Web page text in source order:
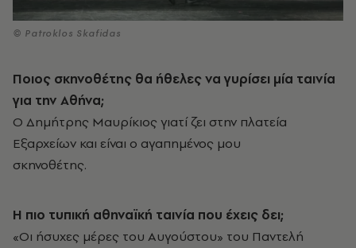
© Patroklos Skafidas
Ποιος σκηνοθέτης θα ήθελες να γυρίσει μία ταινία
για την Αθήνα;
Ο Δημήτρης Μαυρίκιος γιατί ζει στην πλατεία
Εξαρχείων και είναι ο αγαπημένος μου
σκηνοθέτης.
Η πιο τυπική αθηναϊκή ταινία που έχεις δει;
«Οι ήσυχες μέρες του Αυγούστου» του Παντελή